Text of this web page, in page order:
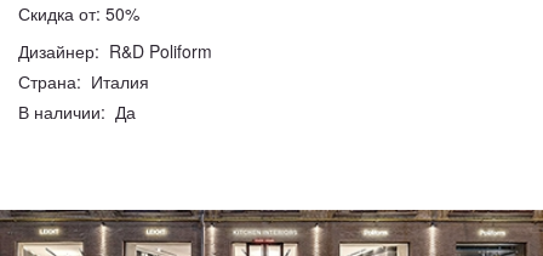
Скидка от: 50%
Дизайнер: R&D Poliform
Страна: Италия
В наличии: Да